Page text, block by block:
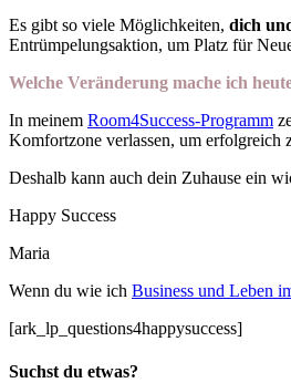
Es gibt so viele Möglichkeiten, dich
Entrümpelungsaktion, um Platz für
Welche Veränderung mache ich
In meinem Room4Success-Programm
Komfortzone verlassen, um erfolgreich
Deshalb kann auch dein Zuhause ein
Happy Success
Maria
Wenn du wie ich Business und Leben
[ark_lp_questions4happysuccess]
Suchst du etwas?